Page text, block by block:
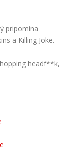
pripomína
a Killing Joke.
headf**k,